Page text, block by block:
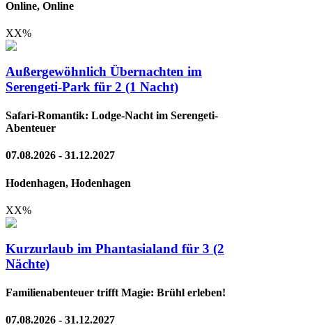
Online, Online
XX%
Außergewöhnlich Übernachten im
Serengeti-Park für 2 (1 Nacht)
Safari-Romantik: Lodge-Nacht im Serengeti-
Abenteuer
07.08.2026 - 31.12.2027
Hodenhagen, Hodenhagen
XX%
Kurzurlaub im Phantasialand für 3 (2
Nächte)
Familienabenteuer trifft Magie: Brühl erleben!
07.08.2026 - 31.12.2027